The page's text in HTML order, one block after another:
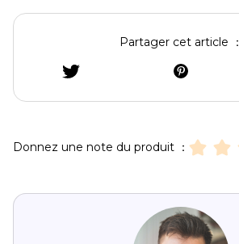
Partager cet article ：
Donnez une note du produit ：